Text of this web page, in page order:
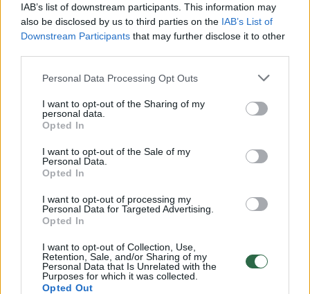
IAB’s list of downstream participants. This information may
also be disclosed by us to third parties on the IAB’s List of
Downstream Participants that may further disclose it to other
Personal Data Processing Opt Outs
I want to opt-out of the Sharing of my
personal data.
Opted In
I want to opt-out of the Sale of my
Personal Data.
Opted In
I want to opt-out of processing my
Personal Data for Targeted Advertising.
Opted In
I want to opt-out of Collection, Use,
Retention, Sale, and/or Sharing of my
Personal Data that Is Unrelated with the
Purposes for which it was collected.
Opted Out
Pagaliau – naujametinė „Traviata“
M.Rimeikiui bus patikėtas ir nacionalinio
pastatymas. Pasak teatro Meninės veiklos
departamento vadovės Jurgitos Skiotytės-
Norvaišienės, tai bus lietuvių rezistencijos
temą atspindinti opera-baletas.
„Simboliška, kad tokią premjerą žiūrovai
pamatys Vasario 16-ąją. Savo jėgas „Dievo
avinėlio“ pastatymui suvienys LNOBT ir LVSO,
muzikos vadovu taps dirigentas Gintaras